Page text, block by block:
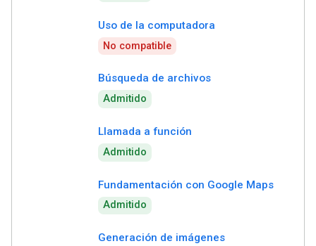
Uso de la computadora
No compatible
Búsqueda de archivos
Admitido
Llamada a función
Admitido
Fundamentación con Google Maps
Admitido
Generación de imágenes